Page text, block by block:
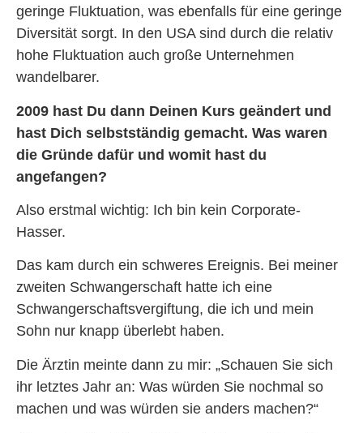
geringe Fluktuation, was ebenfalls für eine geringe
Diversität sorgt. In den USA sind durch die relativ
hohe Fluktuation auch große Unternehmen
wandelbarer.
2009 hast Du dann Deinen Kurs geändert und
hast Dich selbstständig gemacht. Was waren
die Gründe dafür und womit hast du
angefangen?
Also erstmal wichtig: Ich bin kein Corporate-
Hasser.
Das kam durch ein schweres Ereignis. Bei meiner
zweiten Schwangerschaft hatte ich eine
Schwangerschaftsvergiftung, die ich und mein
Sohn nur knapp überlebt haben.
Die Ärztin meinte dann zu mir: „Schauen Sie sich
ihr letztes Jahr an: Was würden Sie nochmal so
machen und was würden sie anders machen?“